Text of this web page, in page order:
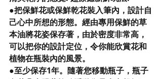
●把保鮮花或保鮮乾花裝入筆內，設計自
己心中所想的形態。經由專用保鮮的草
本油將花姿保存著，由於密度非常高，
可以把你的設計定位，令你能欣賞花和
植物在瓶裝內的風景。
●至少保存1年。隨著您移動瓶子，瓶子